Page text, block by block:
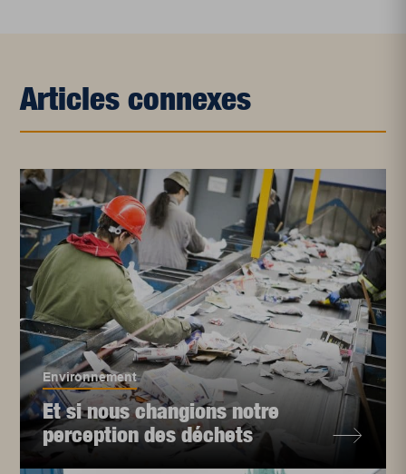
Articles connexes
Environnement
Et si nous changions notre
perception des déchets